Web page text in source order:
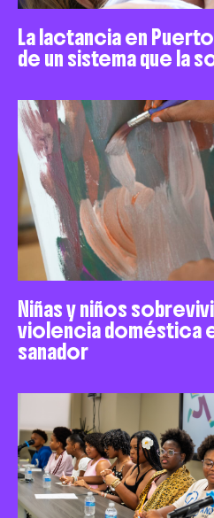
La lactancia en
de un sistema que la
Niñas y niños
violencia doméstica
sanador